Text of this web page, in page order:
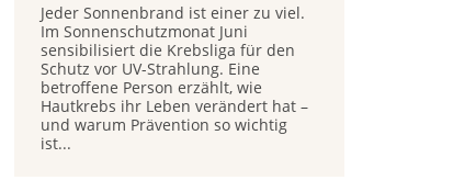
Jeder Sonnenbrand ist einer zu viel.
Im Sonnenschutzmonat Juni
sensibilisiert die Krebsliga für den
Schutz vor UV-Strahlung. Eine
betroffene Person erzählt, wie
Hautkrebs ihr Leben verändert hat –
und warum Prävention so wichtig
ist...